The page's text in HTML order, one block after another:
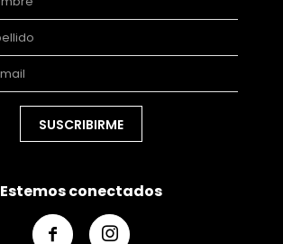
SUSCRIBIRME
Estemos conectados
 